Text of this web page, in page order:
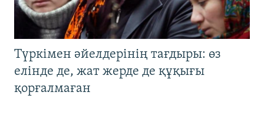
Түркімен әйелдерінің тағдыры: өз
елінде де, жат жерде де құқығы
қорғалмаған